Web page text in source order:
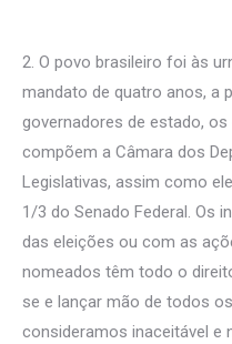
2. O povo brasileiro foi às
mandato de quatro anos, a
governadores de estado,
compõem a Câmara dos
Legislativas, assim como
1/3 do Senado Federal. Os
das eleições ou com as
nomeados têm todo o
se e lançar mão de todos
consideramos inaceitável e